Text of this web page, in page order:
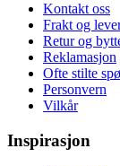
Kontakt oss
Frakt og
Retur og
Reklamasjon
Ofte stilte
Personvern
Vilkår
Inspirasjon